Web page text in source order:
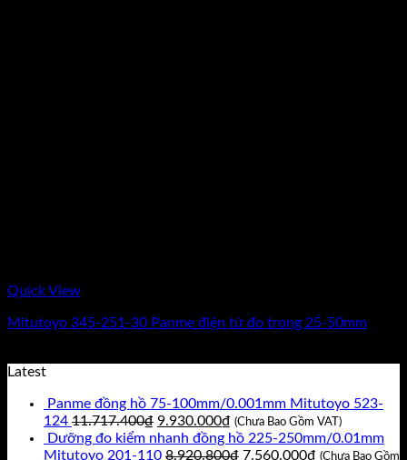
Quick View
Mitutoyo 345-251-30 Panme điện tử đo trong 25-50mm
9.936.000₫.là:
8.280.000₫.
Latest
Panme đồng hồ 75-100mm/0.001mm Mitutoyo 523-
124 11.717.400₫ Giá
gốc
là:
9.930.000₫ Giá
hiện
tại
(Chưa Bao Gồm VAT)
Dưỡng đo kiểm nhanh đồng hồ 225-250mm/0.01mm
Mitutoyo 201-110 8.920.800₫ Giá
7.560.000₫ Giá
(Chưa Bao Gồm